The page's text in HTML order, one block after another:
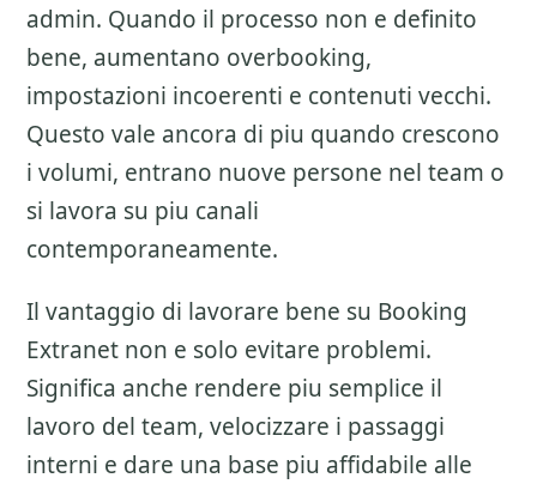
admin. Quando il processo non e definito
bene, aumentano overbooking,
impostazioni incoerenti e contenuti vecchi.
Questo vale ancora di piu quando crescono
i volumi, entrano nuove persone nel team o
si lavora su piu canali
contemporaneamente.
Il vantaggio di lavorare bene su Booking
Extranet non e solo evitare problemi.
Significa anche rendere piu semplice il
lavoro del team, velocizzare i passaggi
interni e dare una base piu affidabile alle